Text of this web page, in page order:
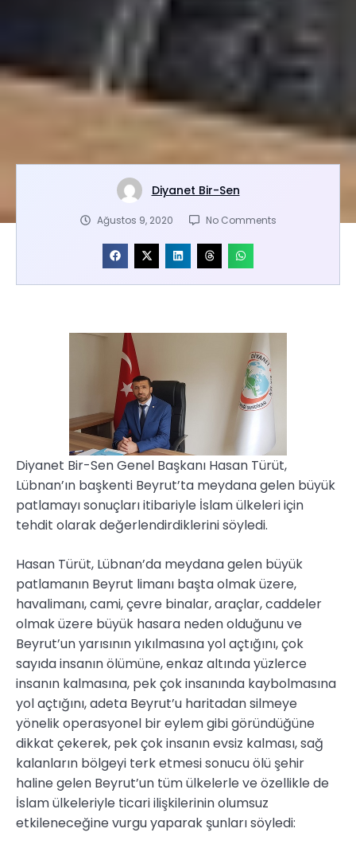
Diyanet Bir-Sen
Ağustos 9, 2020 No Comments
Diyanet Bir-Sen Genel Başkanı Hasan Türüt,
Lübnan’ın başkenti Beyrut’ta meydana gelen büyük
patlamayı sonuçları itibariyle İslam ülkeleri için
tehdit olarak değerlendirdiklerini söyledi.
Hasan Türüt, Lübnan’da meydana gelen büyük
patlamanın Beyrut limanı başta olmak üzere,
havalimanı, cami, çevre binalar, araçlar, caddeler
olmak üzere büyük hasara neden olduğunu ve
Beyrut’un yarısının yıkılmasına yol açtığını, çok
sayıda insanın ölümüne, enkaz altında yüzlerce
insanın kalmasına, pek çok insanında kaybolmasına
yol açtığını, adeta Beyrut’u haritadan silmeye
yönelik operasyonel bir eylem gibi göründüğüne
dikkat çekerek, pek çok insanın evsiz kalması, sağ
kalanların bölgeyi terk etmesi sonucu ölü şehir
haline gelen Beyrut’un tüm ülkelerle ve özellikle de
İslam ülkeleriyle ticari ilişkilerinin olumsuz
etkileneceğine vurgu yaparak şunları söyledi: